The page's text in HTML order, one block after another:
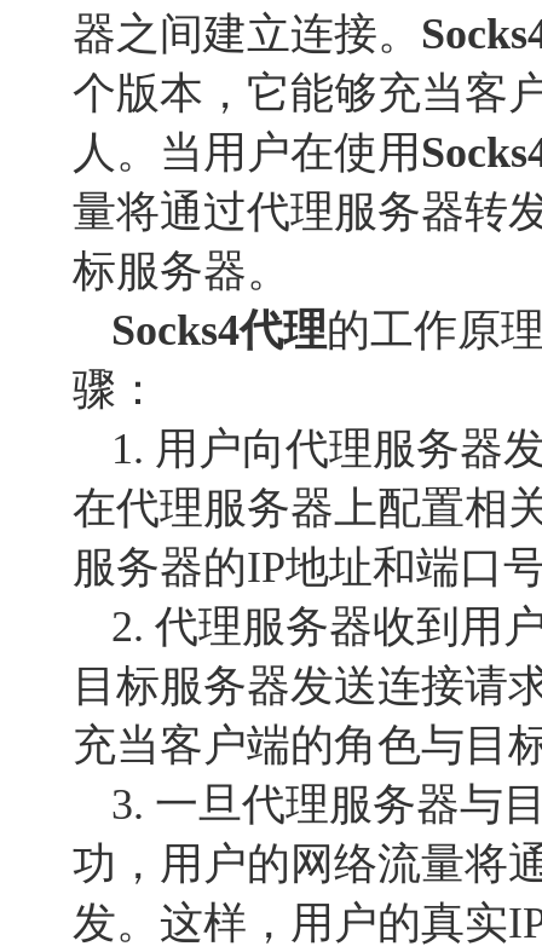
器之间建立连接。 Socks
个版本，它能够充当客
人。当用户在使用 Socks
量将通过代理服务器转
标服务器。
Socks4代理的工作原
骤：
1. 用户向代理服务器
在代理服务器上配置相
服务器的IP地址和端口
2. 代理服务器收到用
目标服务器发送连接请
充当客户端的角色与目
3. 一旦代理服务器与
功，用户的网络流量将
发。这样，用户的真实